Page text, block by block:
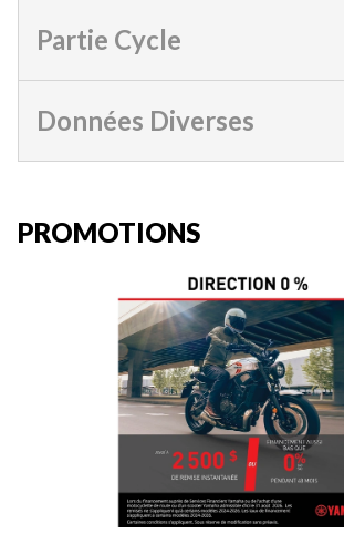
Partie Cycle
Données Diverses
PROMOTIONS